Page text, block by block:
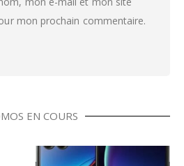
mon prochain commentaire.
EN COURS